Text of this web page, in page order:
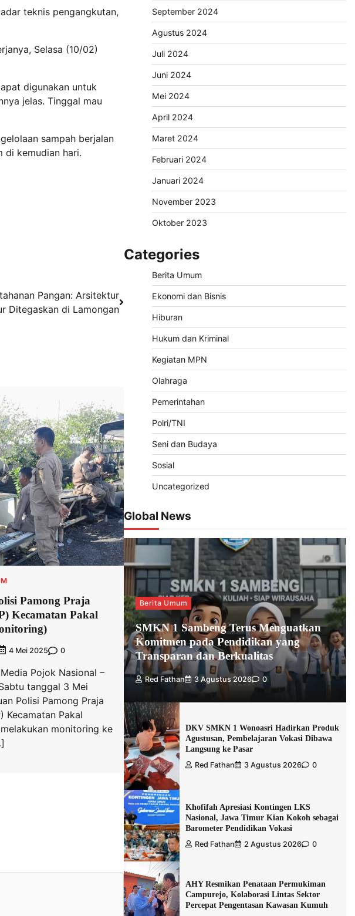
teknis pengangkutan,
Selasa (10/02)
digunakan untuk
jelas. Tinggal mau
sampah berjalan
di kemudian hari.
Pangan: Arsitektur
Ditegaskan di Lamongan
Pamong Praja
Kecamatan Pakal
4 Mei 2025 0
Pojok Nasional –
tanggal 3 Mei
Polisi Pamong Praja
Kecamatan Pakal
monitoring ke
September 2024
Agustus 2024
Juli 2024
Juni 2024
Mei 2024
April 2024
Maret 2024
Februari 2024
Januari 2024
November 2023
Oktober 2023
Categories
Berita Umum
Ekonomi dan Bisnis
Hiburan
Hukum dan Kriminal
Kegiatan MPN
Olahraga
Pemerintahan
Polri/TNI
Seni dan Budaya
Sosial
Uncategorized
Global News
Berita Umum
SMKN 1 Sambeng Terus Menguatkan
Komitmen pada Pendidikan yang
Transparan dan Berkualitas
Red Fathan 3 Agustus 2026 0
DKV SMKN 1 Wonoasri Hadirkan Produk
Agustusan, Pembelajaran Vokasi Dibawa
Langsung ke Pasar
Red Fathan 3 Agustus 2026 0
Khofifah Apresiasi Kontingen LKS
Nasional, Jawa Timur Kian Kokoh sebagai
Barometer Pendidikan Vokasi
Red Fathan 2 Agustus 2026 0
AHY Resmikan Penataan Permukiman
Campurejo, Kolaborasi Lintas Sektor
Percepat Pengentasan Kawasan Kumuh